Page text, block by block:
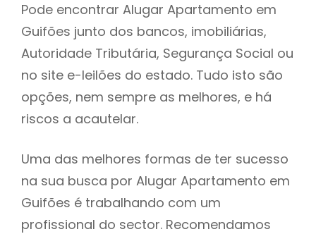
Pode encontrar Alugar Apartamento em
Guifões junto dos bancos, imobiliárias,
Autoridade Tributária, Segurança Social ou
no site e-leilões do estado. Tudo isto são
opções, nem sempre as melhores, e há
riscos a acautelar.
Uma das melhores formas de ter sucesso
na sua busca por Alugar Apartamento em
Guifões é trabalhando com um
profissional do sector. Recomendamos